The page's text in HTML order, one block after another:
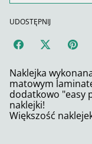
UDOSTĘPNIJ
Naklejka
matowym
dodatkowo "easy
naklejki!
Większość